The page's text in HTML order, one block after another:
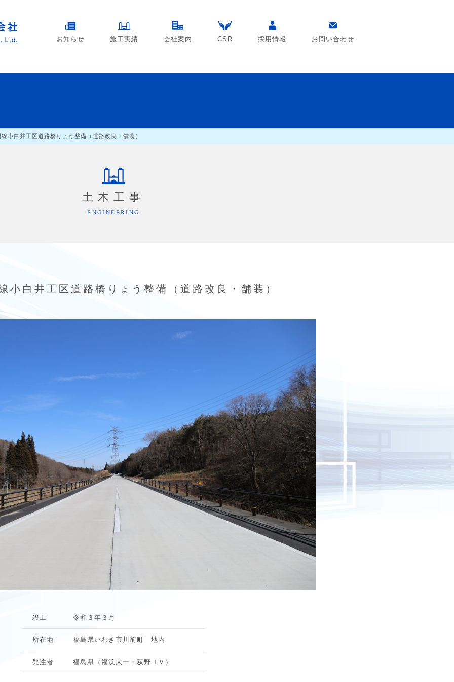
お知らせ 施工実績 会社案内 CSR 採用情報 お問い合わせ
小白井工区道路橋りょう整備（道路改良・舗装）
土木工事
ENGINEERING
小白井工区道路橋りょう整備（道路改良・舗装）
竣工 令和３年３月
所在地 福島県いわき市川前町 地内
発注者 福島県（福浜大一・荻野ＪＶ）